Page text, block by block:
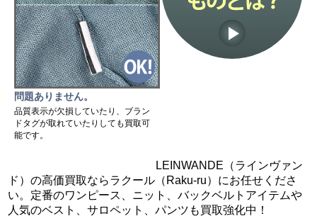
問題ありません。
品質表示が欠損していたり、ブラン
ドタグが取れていたりしても買取可
能です。
LEINWANDE（ラインヴァン
ド）の高価買取ならラクール（Raku-ru）にお任せくださ
い。定番のワンピース、ニット、バックベルトアイテムや
人気のベスト、サロペット、パンツも買取強化中！